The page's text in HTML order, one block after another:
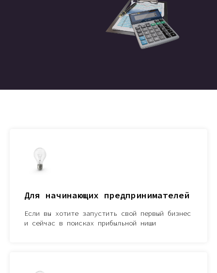
Для начинающих предпринимателей
Если вы хотите запустить свой первый бизнес
и сейчас в поисках прибыльной ниши